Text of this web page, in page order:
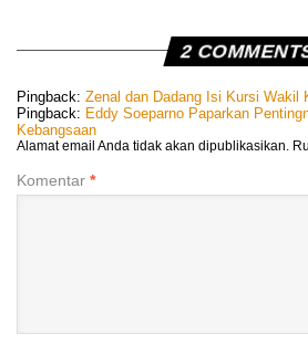
2
Pingback: Zenal dan Dadang Isi Kursi Wakil
Pingback: Eddy Soeparno Paparkan
Kebangsaan
Alamat email Anda tidak akan dipublikasikan.
Komentar *